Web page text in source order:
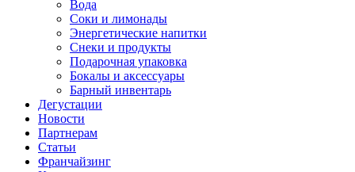
Вода
Соки и лимонады
Энергетические напитки
Снеки и продукты
Подарочная упаковка
Бокалы и аксессуары
Барный инвентарь
Дегустации
Новости
Партнерам
Статьи
Франчайзинг